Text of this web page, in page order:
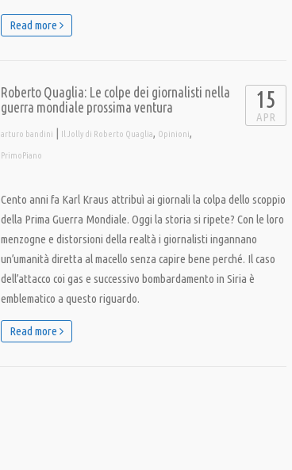
Read more
Roberto Quaglia: Le colpe dei giornalisti nella
guerra mondiale prossima ventura
arturo bandini | Il Jolly di Roberto Quaglia, Opinioni,
PrimoPiano
15
APR
Cento anni fa Karl Kraus attribuì ai giornali la colpa dello scoppio
della Prima Guerra Mondiale. Oggi la storia si ripete? Con le loro
menzogne e distorsioni della realtà i giornalisti ingannano
un’umanità diretta al macello senza capire bene perché. Il caso
dell’attacco coi gas e successivo bombardamento in Siria è
emblematico a questo riguardo.
Read more